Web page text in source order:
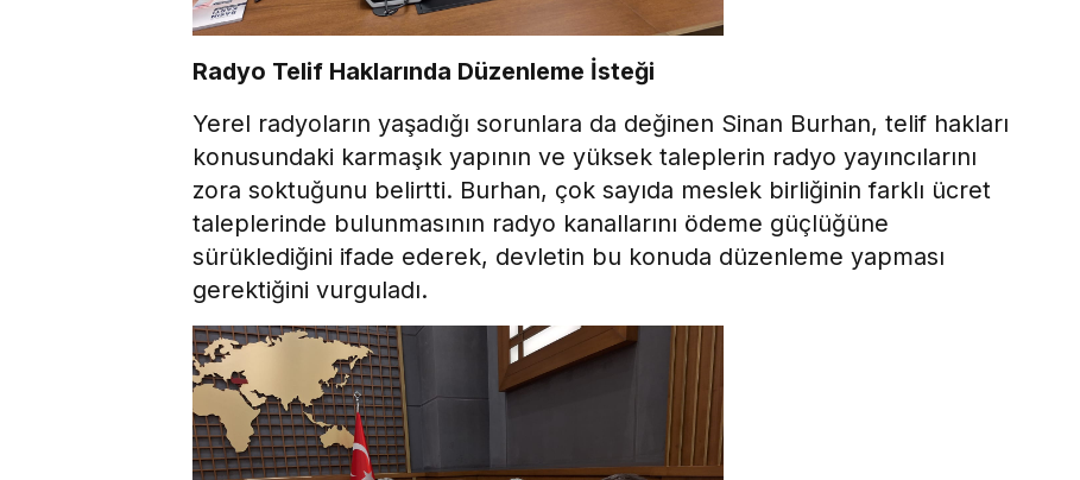
Radyo Telif Haklarında Düzenleme İsteği
Yerel radyoların yaşadığı sorunlara da değinen Sinan Burhan, telif hakları
konusundaki karmaşık yapının ve yüksek taleplerin radyo yayıncılarını
zora soktuğunu belirtti. Burhan, çok sayıda meslek birliğinin farklı ücret
taleplerinde bulunmasının radyo kanallarını ödeme güçlüğüne
sürüklediğini ifade ederek, devletin bu konuda düzenleme yapması
gerektiğini vurguladı.